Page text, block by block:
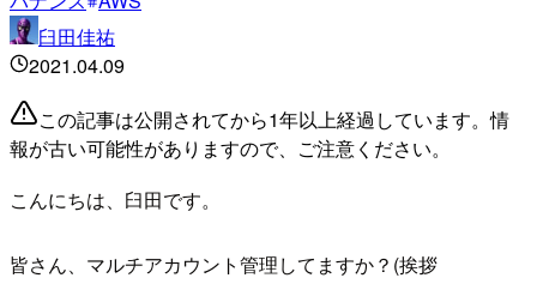
臼田佳祐
2021.04.09
この記事は公開されてから1年以上経過しています。情
報が古い可能性がありますので、ご注意ください。
こんにちは、臼田です。
皆さん、マルチアカウント管理してますか？(挨拶